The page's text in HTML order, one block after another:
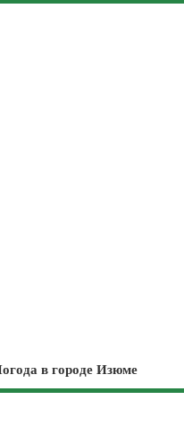
в городе Изюме